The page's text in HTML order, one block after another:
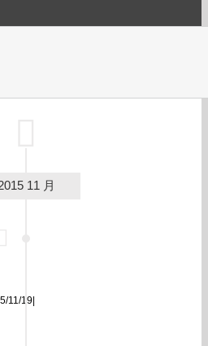
11 月
11/19|